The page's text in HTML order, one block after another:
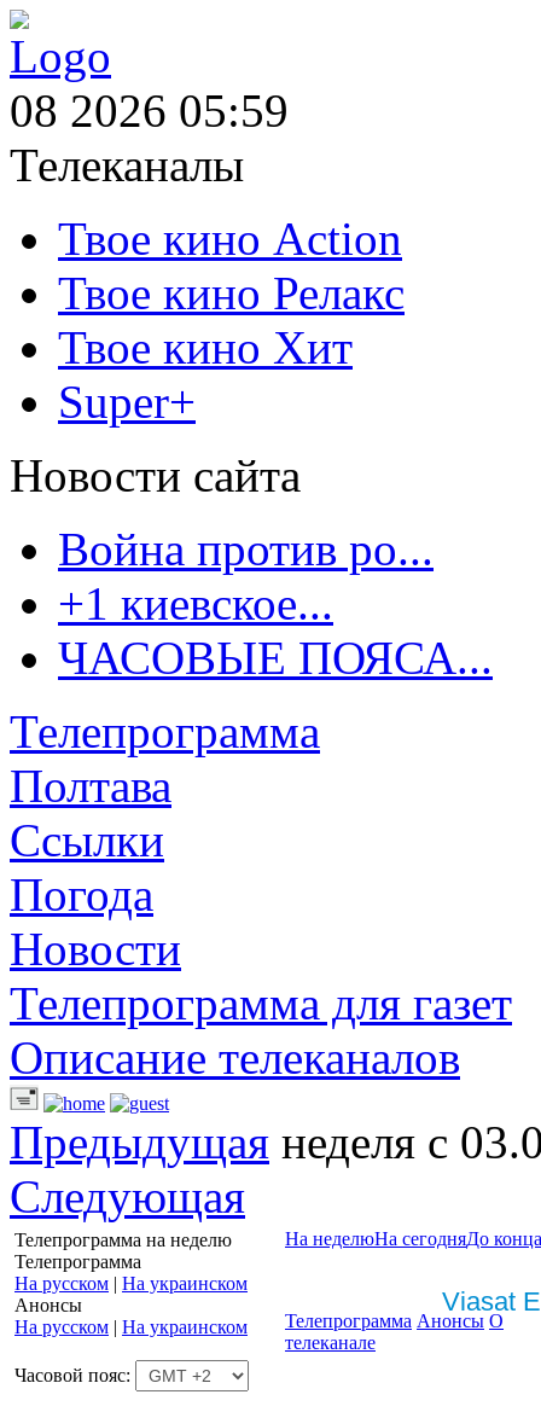
08 2026 05:59
Телеканалы
Твое кино Action
Твое кино Релакс
Твое кино Хит
Super+
Новости сайта
Война против ро...
+1 киевское...
ЧАСОВЫЕ ПОЯСА...
Телепрограмма
Полтава
Ссылки
Погода
Новости
Телепрограмма для газет
Описание телеканалов
Предыдущая неделя с
Следующая
Телепрограмма на неделю
Телепрограмма
На русском | На украинском
Анонсы
На русском | На украинском
Часовой пояс:
На неделюНа сегодняДо
Viasat
Телепрограмма Анонсы О
телеканале